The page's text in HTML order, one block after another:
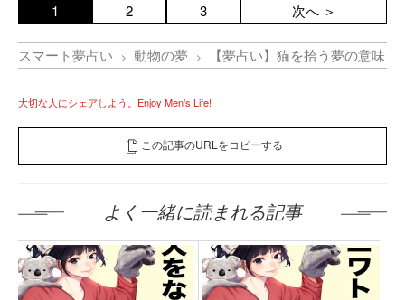
1 2 3 次へ ＞
スマート夢占い 動物の夢 【夢占い】猫を拾う夢の意味
大切な人にシェアしよう。Enjoy Men’s Life!
この記事のURLをコピーする
よく一緒に読まれる記事